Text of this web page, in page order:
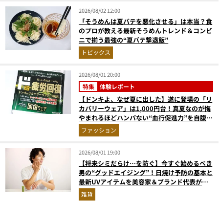
2026/08/02 12:00
「そうめんは夏バテを悪化させる」は本当？食
のプロが教える最新そうめんトレンド＆コンビ
ニで揃う最強の“夏バテ撃退飯”
トピックス
2026/08/01 20:00
特集 体験レポート
【ドンキよ、なぜ夏に出した】遂に登場の「リ
カバリーウェア」は1,000円台！真夏なのが悔
やまれるほどハンパない“血行促進力”を自腹レ
ビュー
ファッション
2026/08/01 19:00
【将来シミだらけ…を防ぐ】今すぐ始めるべき
男の“グッドエイジング”！日焼け予防の基本と
最新UVアイテムを美容家＆ブランド代表がプ
ロ目線で指南／大人の価値向上研究所
雑貨